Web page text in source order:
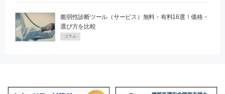
脆弱性診断ツール（サービス）無料・有料16選！価格・
選び方を比較
コラム